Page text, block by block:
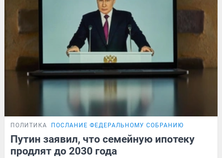
ПОЛИТИКА ПОСЛАНИЕ ФЕДЕРАЛЬНОМУ СОБРАНИЮ
Путин заявил, что семейную ипотеку
продлят до 2030 года